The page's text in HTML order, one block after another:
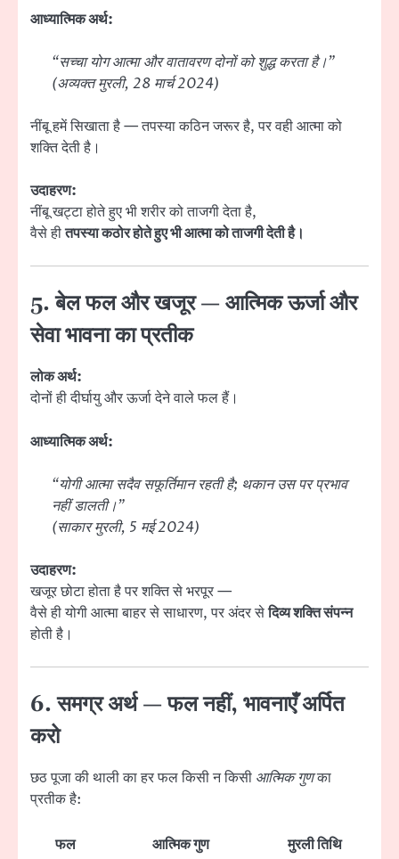
आध्यात्मिक अर्थ:
“सच्चा योग आत्मा और वातावरण दोनों को शुद्ध करता है।”
(अव्यक्त मुरली, 28 मार्च 2024)
नींबू हमें सिखाता है — तपस्या कठिन जरूर है, पर वही आत्मा को
शक्ति देती है।
उदाहरण:
नींबू खट्टा होते हुए भी शरीर को ताजगी देता है,
वैसे हीतपस्या कठोर होते हुए भी आत्मा को ताजगी देती है।
5. बेल फल और खजूर — आत्मिक ऊर्जा और
सेवा भावना का प्रतीक
लोक अर्थ:
दोनों ही दीर्घायु और ऊर्जा देने वाले फल हैं।
आध्यात्मिक अर्थ:
“योगी आत्मा सदैव सफूर्तिमान रहती है; थकान उस पर प्रभाव
नहीं डालती।”
(साकार मुरली, 5 मई 2024)
उदाहरण:
खजूर छोटा होता है पर शक्ति से भरपूर —
वैसे ही योगी आत्मा बाहर से साधारण, पर अंदर सेदिव्य शक्ति संपन्न
होती है।
6. समग्र अर्थ — फल नहीं, भावनाएँ अर्पित
करो
छठ पूजा की थाली का हर फल किसी न किसी आत्मिक गुणका
प्रतीक है:
फल आत्मिक गुण
मुरली तिथि